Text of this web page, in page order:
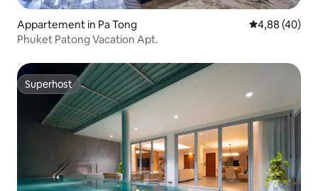
Appartement in Pa Tong Gemiddelde
4,88 (40)
Phuket Patong Vacation Apt.
Superhost
Superhost